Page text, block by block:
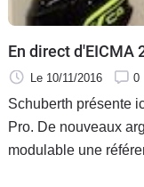
En direct d'EICMA
Le 10/11/2016 0
Schuberth présente
Pro. De nouveaux arguments devraient faire de ce
modulable une